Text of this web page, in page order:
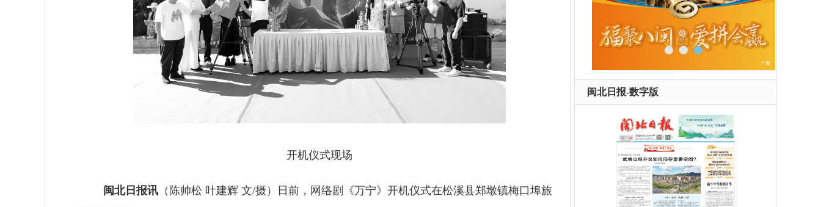
开机仪式现场
闽北日报讯 （陈帅松 叶建辉 文/摄）日前，网络剧《万宁》开机仪式在松溪县郑墩镇梅口埠旅
闽北日报-数字版